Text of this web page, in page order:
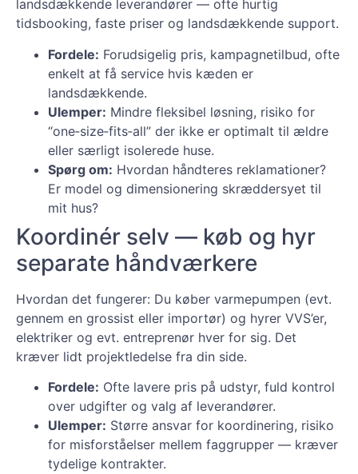
landsdækkende leverandører — ofte hurtig
tidsbooking, faste priser og landsdækkende support.
Fordele: Forudsigelig pris, kampagnetilbud, ofte
enkelt at få service hvis kæden er
landsdækkende.
Ulemper: Mindre fleksibel løsning, risiko for
“one‑size‑fits‑all” der ikke er optimalt til ældre
eller særligt isolerede huse.
Spørg om: Hvordan håndteres reklamationer?
Er model og dimensionering skræddersyet til
mit hus?
Koordinér selv — køb og hyr
separate håndværkere
Hvordan det fungerer: Du køber varmepumpen (evt.
gennem en grossist eller importør) og hyrer VVS’er,
elektriker og evt. entreprenør hver for sig. Det
kræver lidt projektledelse fra din side.
Fordele: Ofte lavere pris på udstyr, fuld kontrol
over udgifter og valg af leverandører.
Ulemper: Større ansvar for koordinering, risiko
for misforståelser mellem faggrupper — kræver
tydelige kontrakter.